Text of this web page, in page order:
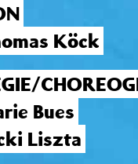
Köck
Bues
Liszta